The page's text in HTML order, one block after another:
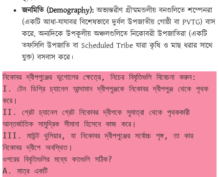
জনমিতি (Demography): অভ্যন্তরীণ গ্রীষ্মমন্ডলীয় বনগুলিতে শম্পেনরা
(একটি আধা-যাযাবর বিশেষভাবে দুর্বল উপজাতীয় গোষ্ঠী বা PVTG) বাস
করে, অন্যদিকে উপকূলীয় অঞ্চলগুলিতে নিকোবরী উপজাতিরা (একটি
তফসিলি উপজাতি বা Scheduled Tribe যারা কৃষি ও মাছ ধরার সাথে
যুক্ত) বসবাস করে।
নিকোবর দ্বীপপুঞ্জের ভূগোলের ক্ষেত্রে, নিচের বিবৃতিগুলি বিবেচনা করুন:
I. টেন ডিগ্রি চ্যানেল আন্দামান দ্বীপপুঞ্জকে নিকোবর দ্বীপপুঞ্জ থেকে পৃথক
করে।
II. গ্রেট চ্যানেল গ্রেট নিকোবর দ্বীপকে সুমাত্রা থেকে পৃথককারী
আন্তর্জাতিক সামুদ্রিক সীমানা হিসেবে কাজ করে।
III. মাউন্ট থুলিয়ার, যা নিকোবর দ্বীপপুঞ্জের সর্বোচ্চ শৃঙ্গ, তা কার
নিকোবর দ্বীপে অবস্থিত।
ওপরের বিবৃতিগুলির মধ্যে কতগুলি সঠিক?
A. মাত্র একটি